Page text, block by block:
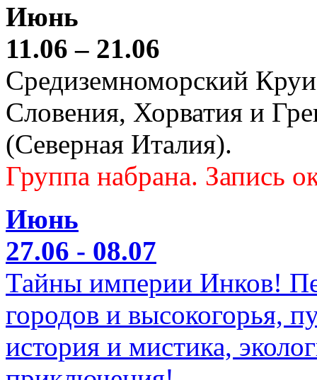
Июнь
11.06 – 21.06
Средиземноморский
Словения, Хорватия и
(Северная Италия).
Группа набрана. Запись
Июнь
27.06 - 08.07
Тайны империи Инков!
городов и высокогорья,
история и мистика,